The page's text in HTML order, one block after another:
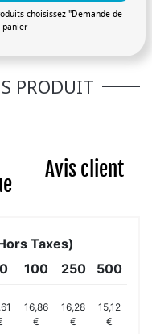
choisissez "Demande de
panier
PRODUIT
Avis client
Taxes)
100 250 500
16,86
€
16,28
€
15,12
€